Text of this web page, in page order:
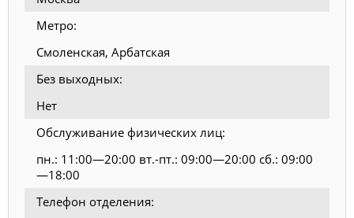
Метро:
Смоленская, Арбатская
Без выходных:
Нет
Обслуживание физических лиц:
пн.: 11:00—20:00 вт.-пт.: 09:00—20:00 сб.: 09:00
—18:00
Телефон отделения: